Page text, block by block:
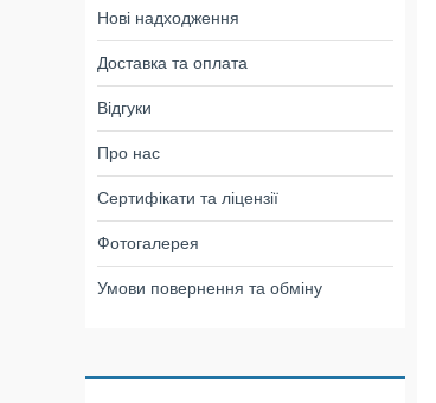
Нові надходження
Доставка та оплата
Відгуки
Про нас
Сертифікати та ліцензії
Фотогалерея
Умови повернення та обміну